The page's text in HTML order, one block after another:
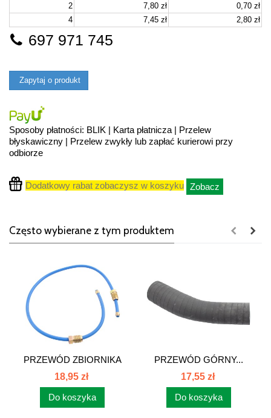
2
7,80 zł
0,70 zł
4
7,45 zł 2,80 zł
697 971 745
Zapytaj o produkt
Sposoby płatności: BLIK | Karta płatnicza | Przelew
błyskawiczny | Przelew zwykły lub zapłać kurierowi przy
odbiorze
Dodatkowy rabat zobaczysz w koszyku Zobacz
Często wybierane z tym produktem
PRZEWÓD ZBIORNIKA
MF 255...
18,95 zł
Do koszyka
PRZEWÓD GÓRNY...
17,55 zł
Do koszyka